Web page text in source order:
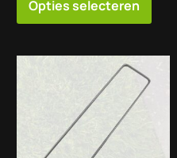
Opties selecteren